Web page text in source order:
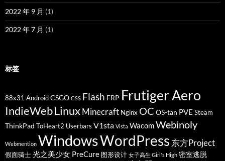
2022 年 9 月 (1)
2022 年 7 月 (1)
标签
88x31 Android CSGO CSS Flash FRP Frutiger Aero
IndieWebLinuxMinecraft Nginx OC OS-tan PVE Steam
ThinkPad ToHeart2 Userbars V1sta Vista WacomWebinoly
Webmention WindowsWordPress 东方Project
假面骑士 光之美少女 PreCure 图形设计 女子高生 Girl's High 密室逃脱